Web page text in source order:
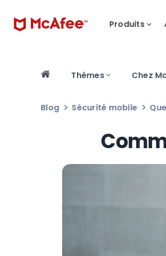
Produits
Thèmes Chez
Blog Sécurité mobile